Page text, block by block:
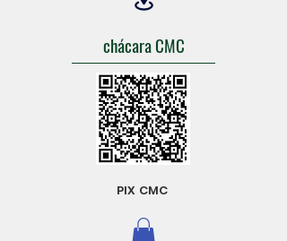
chácara CMC
PIX CMC